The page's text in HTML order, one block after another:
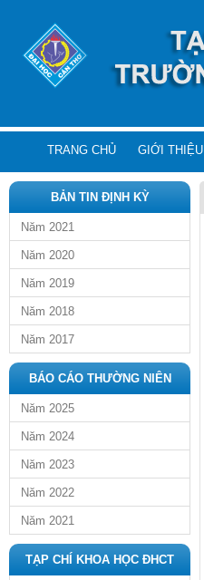
TRANG CHỦ GIỚI THIỆU
BẢN TIN ĐỊNH KỲ
Năm 2021
Năm 2020
Năm 2019
Năm 2018
Năm 2017
BÁO CÁO THƯỜNG NIÊN
Năm 2025
Năm 2024
Năm 2023
Năm 2022
Năm 2021
TẠP CHÍ KHOA HỌC ĐHCT